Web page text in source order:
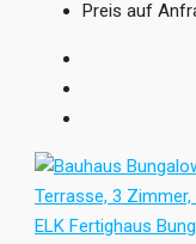
Preis auf